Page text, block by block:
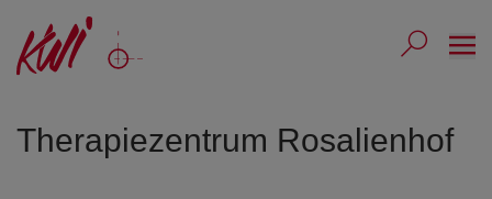
Submit
Therapiezentrum Rosalienhof